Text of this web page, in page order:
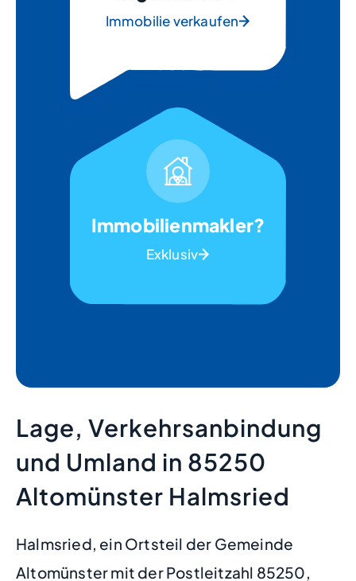
Immobilie verkaufen
Immobilienmakler?
Exklusiv
Lage, Verkehrsanbindung
und Umland in 85250
Altomünster Halmsried
Halmsried, ein Ortsteil der Gemeinde
Altomünster mit der Postleitzahl 85250,